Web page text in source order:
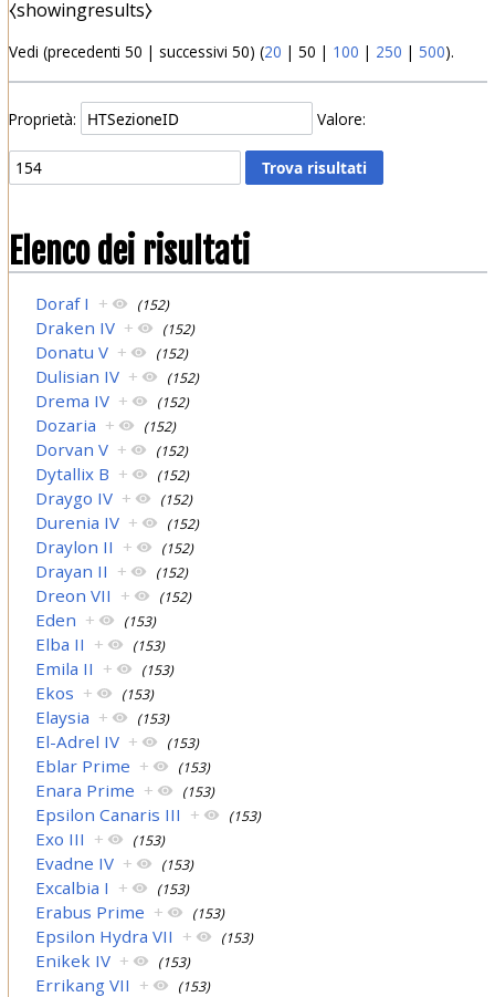
⧼showingresults⧽
Vedi (precedenti 50 | successivi 50) (20 | 50 | 100 | 250 | 500).
Proprietà: Valore:
Elenco dei risultati
Doraf I + (152)
Draken IV + (152)
Donatu V + (152)
Dulisian IV + (152)
Drema IV + (152)
Dozaria + (152)
Dorvan V + (152)
Dytallix B + (152)
Draygo IV + (152)
Durenia IV + (152)
Draylon II + (152)
Drayan II + (152)
Dreon VII + (152)
Eden + (153)
Elba II + (153)
Emila II + (153)
Ekos + (153)
Elaysia + (153)
El-Adrel IV + (153)
Eblar Prime + (153)
Enara Prime + (153)
Epsilon Canaris III + (153)
Exo III + (153)
Evadne IV + (153)
Excalbia I + (153)
Erabus Prime + (153)
Epsilon Hydra VII + (153)
Enikek IV + (153)
Errikang VII + (153)